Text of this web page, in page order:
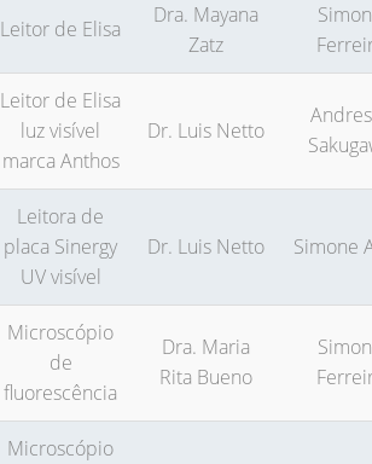
Leitor de Elisa
Dra. Mayana
Zatz
Leitor de Elisa
luz visível
marca Anthos
Dr. Luis Netto
Leitora de
placa Sinergy
UV visível
Dr. Luis Netto Simone
Microscópio
de
fluorescência
Dra. Maria
Rita Bueno
Microscópio